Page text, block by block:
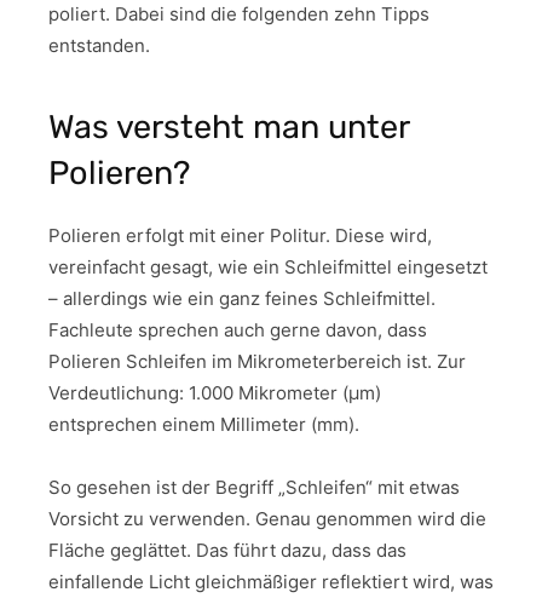
poliert. Dabei sind die folgenden zehn Tipps
entstanden.
Was versteht man unter
Polieren?
Polieren erfolgt mit einer Politur. Diese wird,
vereinfacht gesagt, wie ein Schleifmittel eingesetzt
– allerdings wie ein ganz feines Schleifmittel.
Fachleute sprechen auch gerne davon, dass
Polieren Schleifen im Mikrometerbereich ist. Zur
Verdeutlichung: 1.000 Mikrometer (μm)
entsprechen einem Millimeter (mm).
So gesehen ist der Begriff „Schleifen“ mit etwas
Vorsicht zu verwenden. Genau genommen wird die
Fläche geglättet. Das führt dazu, dass das
einfallende Licht gleichmäßiger reflektiert wird, was